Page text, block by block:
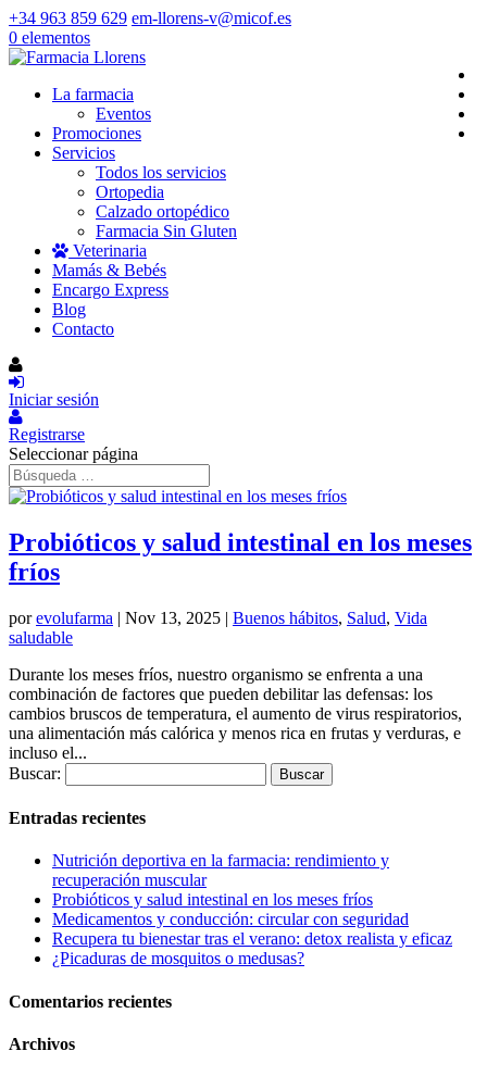
+34 963 859 629 em-llorens-v@micof.es
0 elementos
La farmacia
Eventos
Promociones
Servicios
Todos los servicios
Ortopedia
Calzado ortopédico
Farmacia Sin Gluten
Veterinaria
Mamás & Bebés
Encargo Express
Blog
Contacto
Iniciar sesión
Registrarse
Seleccionar página
Probióticos y salud intestinal en los meses
fríos
porevolufarma | Nov 13, 2025 | Buenos hábitos, Salud, Vida
saludable
Durante los meses fríos, nuestro organismo se enfrenta a una
combinación de factores que pueden debilitar las defensas: los
cambios bruscos de temperatura, el aumento de virus respiratorios,
una alimentación más calórica y menos rica en frutas y verduras, e
incluso el...
Buscar:
Entradas recientes
Nutrición deportiva en la farmacia: rendimiento y
recuperación muscular
Probióticos y salud intestinal en los meses fríos
Medicamentos y conducción: circular con seguridad
Recupera tu bienestar tras el verano: detox realista y eficaz
¿Picaduras de mosquitos o medusas?
Comentarios recientes
Archivos